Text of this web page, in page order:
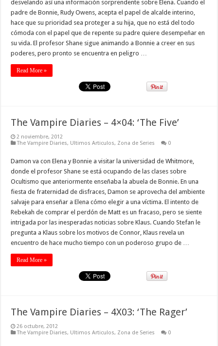
desvelando así una información sorprendente sobre Elena. Cuando el
padre de Bonnie, Rudy Owens, acepta el papel de alcalde interino,
hace que su prioridad sea proteger a su hija, que no está del todo
cómoda con el papel que de repente su padre quiere desempeñar en
su vida. El profesor Shane sigue animando a Bonnie a creer en sus
poderes, pero pronto se encuentra en peligro …
Read More »
The Vampire Diaries – 4×04: ‘The Five’
2 noviembre, 2012
The Vampire Diaries, Ultimos Articulos, Zona de Series 0
Damon va con Elena y Bonnie a visitar la universidad de Whitmore,
donde el profesor Shane se está ocupando de las clases sobre
Ocultismo que anteriormente enseñaba la abuela de Bonnie. En una
fiesta de fraternidad de disfraces, Damon se aprovecha del ambiente
salvaje para enseñar a Elena cómo elegir a una víctima. El intento de
Rebekah de comprar el perdón de Matt es un fracaso, pero se siente
intrigada por las inesperadas noticias sobre Klaus. Cuando Stefan le
pregunta a Klaus sobre los motivos de Connor, Klaus revela un
encuentro de hace mucho tiempo con un poderoso grupo de …
Read More »
The Vampire Diaries – 4X03: ‘The Rager’
26 octubre, 2012
The Vampire Diaries, Ultimos Articulos, Zona de Series 0